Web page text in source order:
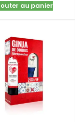
au panier